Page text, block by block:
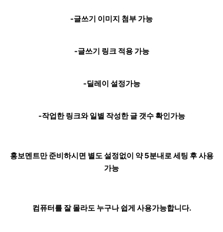
-글쓰기 이미지 첨부 가능
-글쓰기 링크 적용 가능
-딜레이 설정가능
-작업한 링크와 일별 작성한 글 갯수 확인가능
홍보멘트만 준비하시면 별도 설정없이 약 5분내로 세팅 후 사용
가능
컴퓨터를 잘 몰라도 누구나 쉽게 사용가능합니다.